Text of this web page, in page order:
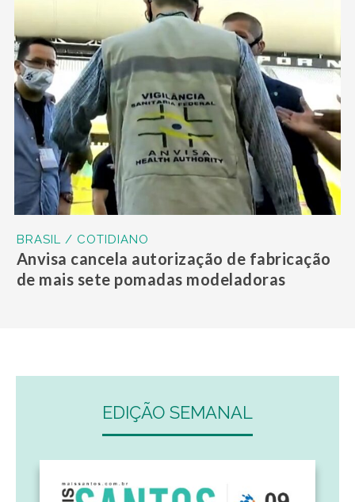
BRASIL / COTIDIANO
Anvisa cancela autorização de fabricação
de mais sete pomadas modeladoras
EDIÇÃO SEMANAL